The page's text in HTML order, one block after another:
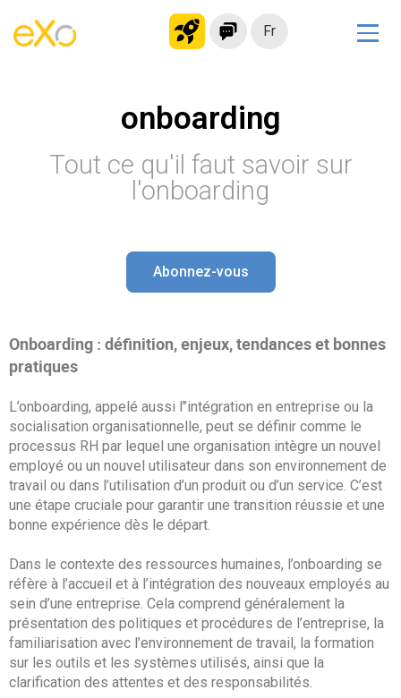
Fr
Intranet moderne
Réseau social
Hub de connaissances
Alternative à
Microsoft 365
La Plateforme
Pourquoi eXo
Internationalisation
Mobile
Intégrations
IA maitrisée
Architecture
Sécurité
Open source
onboarding
Tout ce qu'il faut savoir sur
l'onboarding
Abonnez-vous
Onboarding : définition, enjeux, tendances et bonnes
pratiques
L’onboarding, appelé aussi l’’intégration en entreprise ou la
socialisation organisationnelle, peut se définir comme le
processus RH par lequel une organisation intègre un nouvel
employé ou un nouvel utilisateur dans son environnement de
travail ou dans l’utilisation d’un produit ou d’un service. C’est
une étape cruciale pour garantir une transition réussie et une
bonne expérience dès le départ.
Dans le contexte des ressources humaines, l’onboarding se
réfère à l’accueil et à l’intégration des nouveaux employés au
sein d’une entreprise. Cela comprend généralement la
présentation des politiques et procédures de l’entreprise, la
familiarisation avec l’environnement de travail, la formation
sur les outils et les systèmes utilisés, ainsi que la
clarification des attentes et des responsabilités.